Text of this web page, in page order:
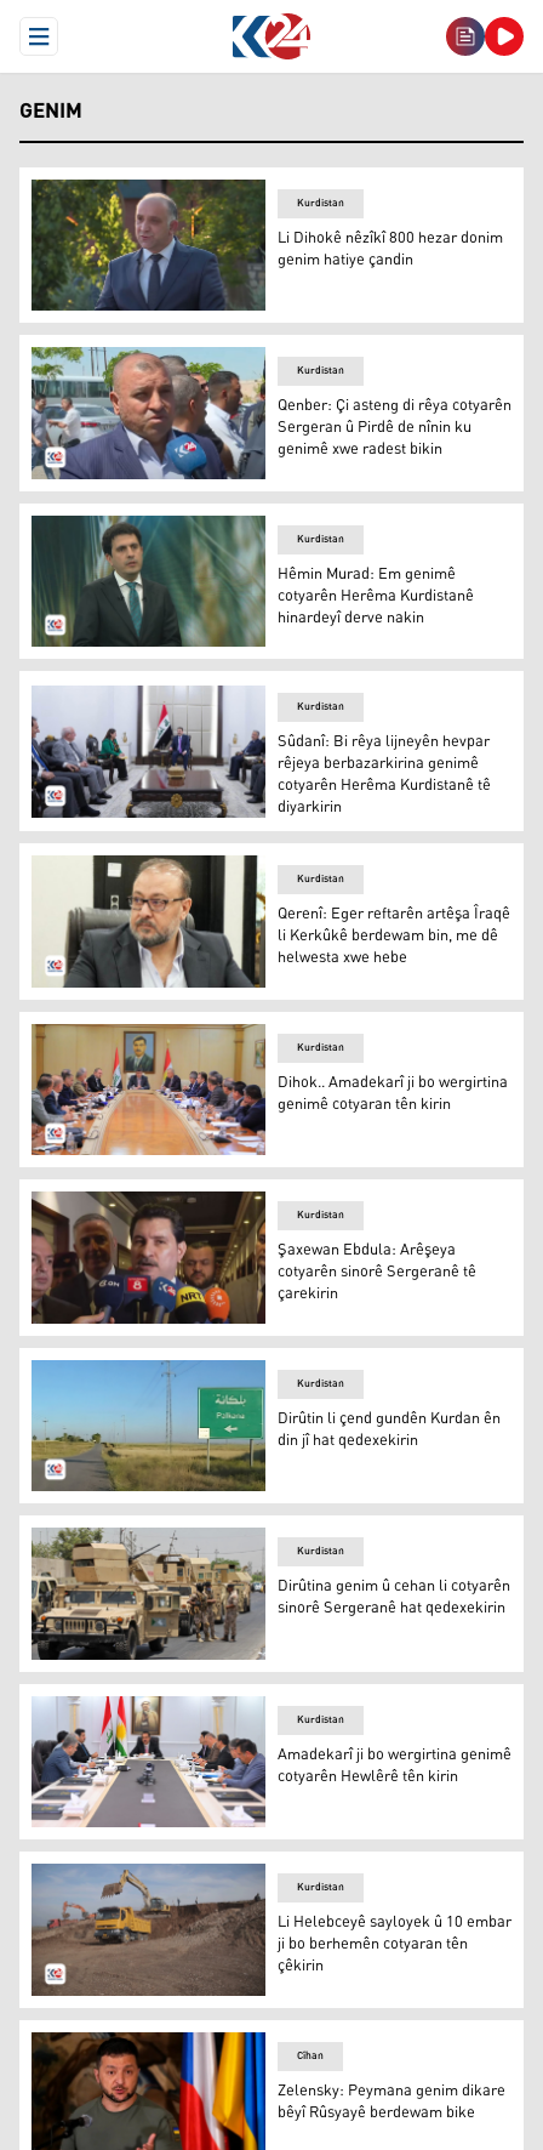
Open Menu
GENIM
Li Dihokê nêzîkî 800 hezar donim genim hatiye çandin
Kurdistan
Li Dihokê nêzîkî 800 hezar donim
genim hatiye çandin
Hisên Qenber
Kurdistan
Qenber: Çi asteng di rêya cotyarên
Sergeran û Pirdê de nînin ku
genimê xwe radest bikin
Hêmin Murad
Kurdistan
Hêmin Murad: Em genimê
cotyarên Herêma Kurdistanê
hinardeyî derve nakin
Sûdanî: Bi rêya lijneyên hevpar rêjeya berbazarkirina
Kurdistan
Sûdanî: Bi rêya lijneyên hevpar
rêjeya berbazarkirina genimê
cotyarên Herêma Kurdistanê tê
diyarkirin
Merîwan Qerenî
Kurdistan
Qerenî: Eger reftarên artêşa Îraqê
li Kerkûkê berdewam bin, me dê
helwesta xwe hebe
Civîna Dîwana Parêzgeha Dihokê
Kurdistan
Dihok.. Amadekarî ji bo wergirtina
genimê cotyaran tên kirin
Şaxewan Ebdula
Kurdistan
Şaxewan Ebdula: Arêşeya
cotyarên sinorê Sergeranê tê
çarekirin
Dirûtin li çend gundên Kurdan ên din jî hat qedexekirin
Kurdistan
Dirûtin li çend gundên Kurdan ên
din jî hat qedexekirin
Artêşa Îraqê
Kurdistan
Dirûtina genim û cehan li cotyarên
sinorê Sergeranê hat qedexekirin
Amadekarî ji bo wergirtina genimê cotyarên Hewlêrê
Kurdistan
Amadekarî ji bo wergirtina genimê
cotyarên Hewlêrê tên kirin
Çêkirina sayloyekê li Helebceyê
Kurdistan
Li Helebceyê sayloyek û 10 embar
ji bo berhemên cotyaran tên
çêkirin
Cîhan
Zelensky: Peymana genim dikare
bêyî Rûsyayê berdewam bike